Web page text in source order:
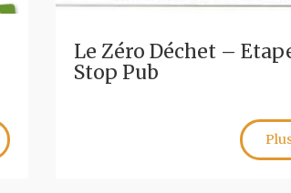
Le Zéro Déchet –
Stop Pub